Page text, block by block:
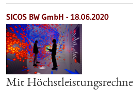
SICOS BW GmbH - 18.06.2020
Mit